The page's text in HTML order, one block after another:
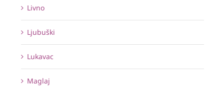
Livno
Ljubuški
Lukavac
Maglaj